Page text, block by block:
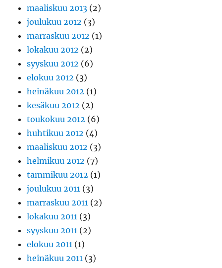
maaliskuu 2013 (2)
joulukuu 2012 (3)
marraskuu 2012 (1)
lokakuu 2012 (2)
syyskuu 2012 (6)
elokuu 2012 (3)
heinäkuu 2012 (1)
kesäkuu 2012 (2)
toukokuu 2012 (6)
huhtikuu 2012 (4)
maaliskuu 2012 (3)
helmikuu 2012 (7)
tammikuu 2012 (1)
joulukuu 2011 (3)
marraskuu 2011 (2)
lokakuu 2011 (3)
syyskuu 2011 (2)
elokuu 2011 (1)
heinäkuu 2011 (3)